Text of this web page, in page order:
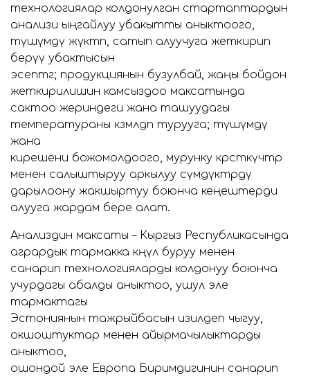
технологиялар колдонулган стартаптардын
анализи ыңгайлуу убакытты аныктоого,
түшүмдү жүктөп, сатып алуучуга жеткирип
берүү убактысын
эсептөөгө; продукциянын бузулбай, жаңы бойдон
жеткирилишин камсыздоо максатында
сактоо жериндеги жана ташуудагы
температураны көзөмөлдөп турууга; түшүмдү
жана
кирешени божомолдоого, мурунку көрсөткүчтөр
менен салыштыруу аркылуу өсүмдүктөрдү
дарылоону жакшыртуу боюнча кеңештерди
алууга жардам бере алат.
Анализдин максаты – Кыргыз Республикасында
агрардык тармакка көңүл буруу менен
санарип технологияларды колдонуу боюнча
учурдагы абалды аныктоо, ушул эле
тармактагы
Эстониянын тажрыйбасын изилдеп чыгуу,
окшоштуктар менен айырмачылыктарды
аныктоо,
ошондой эле Европа Биримдигинин санарип